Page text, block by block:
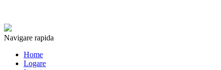
Navigare rapida
Home
Logare